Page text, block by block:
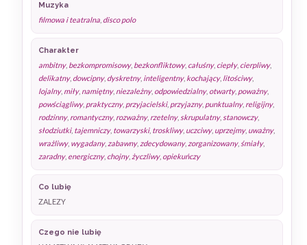
Muzyka
filmowa i teatralna disco polo
Charakter
ambitny, bezkompromisowy, bezkonfliktowy, całuśny, ciepły, cierpliwy,
delikatny, dowcipny, dyskretny, inteligentny, kochający, litościwy,
lojalny, miły, namiętny, niezależny, odpowiedzialny, otwarty, poważny,
powściągliwy, praktyczny, przyjacielski, przyjazny, punktualny, religijny,
rodzinny, romantyczny, rozważny, rzetelny, skrupulatny, stanowczy,
słodziutki, tajemniczy, towarzyski, troskliwy, uczciwy, uprzejmy, uważny,
wrażliwy, wygadany, zabawny, zdecydowany, zorganizowany, śmiały,
zaradny, energiczny, chojny, życzliwy, opiekuńczy
Co lubię
ZALEZY
Czego nie lubię